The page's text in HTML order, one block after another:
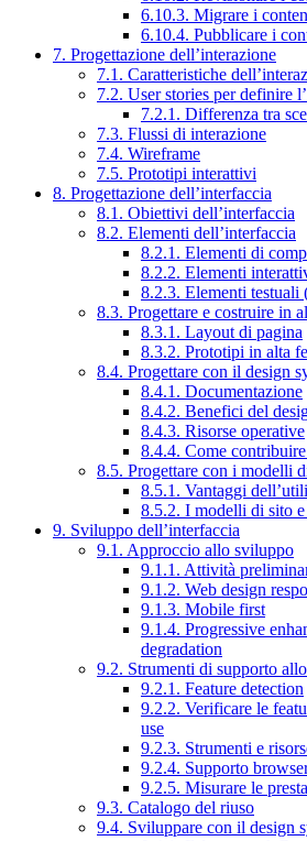
6.10.3. Migrare i
6.10.4. Pubblicare i
7. Progettazione dell’interazione
7.1. Caratteristiche
7.2. User stories per definire
7.2.1. Differenza tra
7.3. Flussi di interazione
7.4. Wireframe
7.5. Prototipi interattivi
8. Progettazione dell’interfaccia
8.1. Obiettivi dell’interfaccia
8.2. Elementi dell’interfaccia
8.2.1. Elementi di
8.2.2. Elementi
8.2.3. Elementi testuali
8.3. Progettare e costruire in
8.3.1. Layout di pagina
8.3.2. Prototipi in alta
8.4. Progettare con il design
8.4.1. Documentazione
8.4.2. Benefici del
8.4.3. Risorse operative
8.4.4. Come
8.5. Progettare con i modelli
8.5.1. Vantaggi
8.5.2. I modelli di sito
9. Sviluppo dell’interfaccia
9.1. Approccio allo sviluppo
9.1.1. Attività
9.1.2. Web design
9.1.3. Mobile first
9.1.4. Progressive
degradation
9.2. Strumenti di supporto
9.2.1. Feature detection
9.2.2. Verificare le
use
9.2.3. Strumenti e
9.2.4. Supporto
9.2.5. Misurare le
9.3. Catalogo del riuso
9.4. Sviluppare con il design